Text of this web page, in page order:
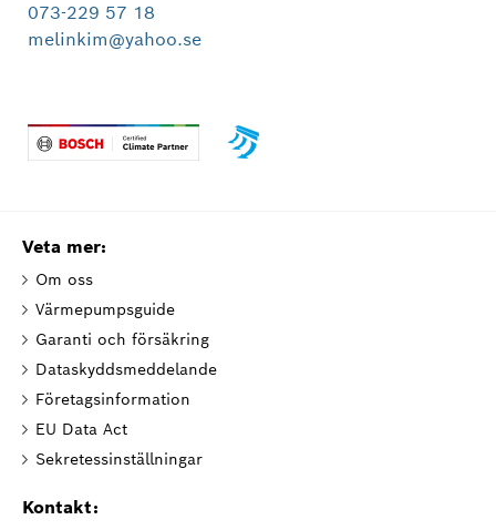
073-229 57 18
melinkim@yahoo.se
Veta mer:
Om oss
Värmepumpsguide
Garanti och försäkring
Dataskyddsmeddelande
Företagsinformation
EU Data Act
Sekretessinställningar
Kontakt: